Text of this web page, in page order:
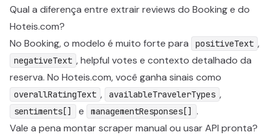
Qual a diferença entre extrair reviews do Booking e do
Hoteis.com?
No Booking, o modelo é muito forte para
positiveText ,
negativeText , helpful votes e contexto detalhado da
reserva. No Hoteis.com, você ganha sinais como
overallRatingText , availableTravelerTypes ,
sentiments[] e managementResponses[]
.
Vale a pena montar scraper manual ou usar API pronta?